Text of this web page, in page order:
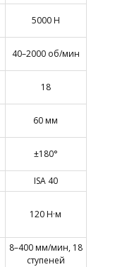
5000 Н
40–2000 об/мин
18
60 мм
±180°
ISA 40
120 Н·м
8–400 мм/мин, 18
ступеней